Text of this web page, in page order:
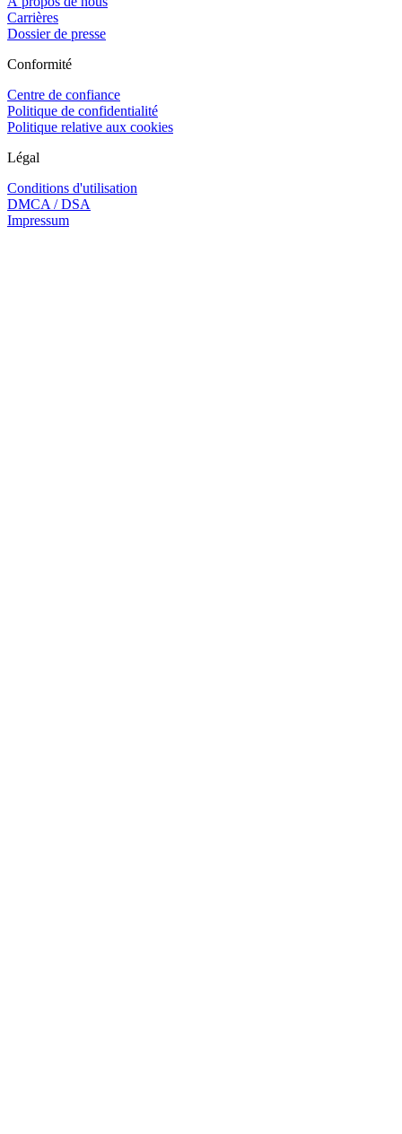
Carrières
Dossier de presse
Conformité
Centre de confiance
Politique de confidentialité
Politique relative aux cookies
Légal
Conditions d'utilisation
DMCA / DSA
Impressum